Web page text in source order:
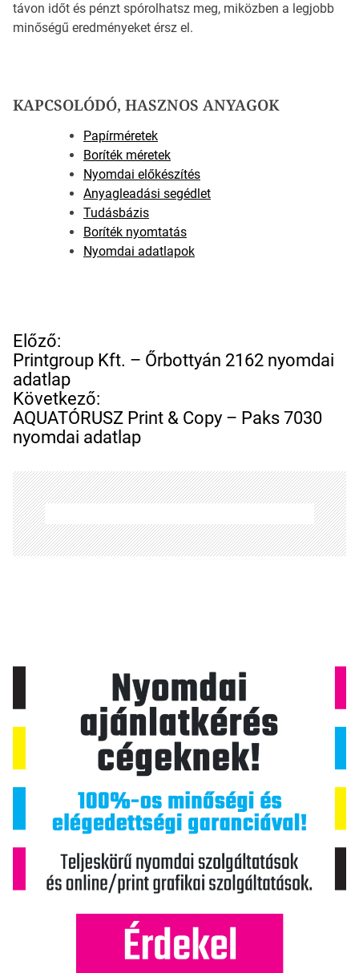
távon időt és pénzt spórolhatsz meg, miközben a legjobb
minőségű eredményeket érsz el.
KAPCSOLÓDÓ, HASZNOS ANYAGOK
Papírméretek
Boríték méretek
Nyomdai előkészítés
Anyagleadási segédlet
Tudásbázis
Boríték nyomtatás
Nyomdai adatlapok
B
e
j
e
g
y
z
é
s
n
a
v
ó
Előző:
Printgroup Kft. – Őrbottyán 2162 nyomdai
adatlap
Következő:
AQUATÓRUSZ Print & Copy – Paks 7030
nyomdai adatlap